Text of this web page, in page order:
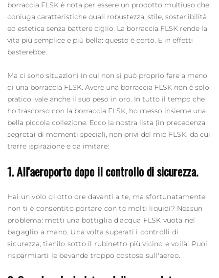
borraccia FLSK è nota per essere un prodotto multiuso che
coniuga caratteristiche quali robustezza, stile, sostenibilità
ed estetica senza battere ciglio. La borraccia FLSK rende la
vita più semplice e più bella: questo è certo. E in effetti
basterebbe.
Ma ci sono situazioni in cui non si può proprio fare a meno
di una borraccia FLSK. Avere una borraccia FLSK non è solo
pratico, vale anche il suo peso in oro. In tutto il tempo che
ho trascorso con la borraccia FLSK, ho messo insieme una
bella piccola collezione. Ecco la nostra lista (in precedenza
segreta) di momenti speciali, non privi del mio FLSK, da cui
trarre ispirazione e da imitare:
1. All'aeroporto dopo il controllo di sicurezza.
Hai un volo di otto ore davanti a te, ma sfortunatamente
non ti è consentito portare con te molti liquidi? Nessun
problema: metti una bottiglia d'acqua FLSK vuota nel
bagaglio a mano. Una volta superati i controlli di
sicurezza, tienilo sotto il rubinetto più vicino e voilà! Puoi
risparmiarti le bevande troppo costose sull'aereo.